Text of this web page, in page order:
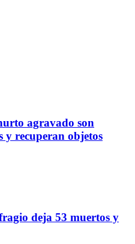
agravado son
y recuperan objetos
deja 53 muertos y